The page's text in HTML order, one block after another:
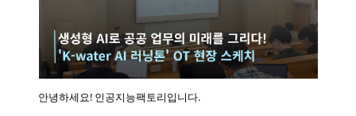
안녕하세요! 인공지능팩토리입니다.